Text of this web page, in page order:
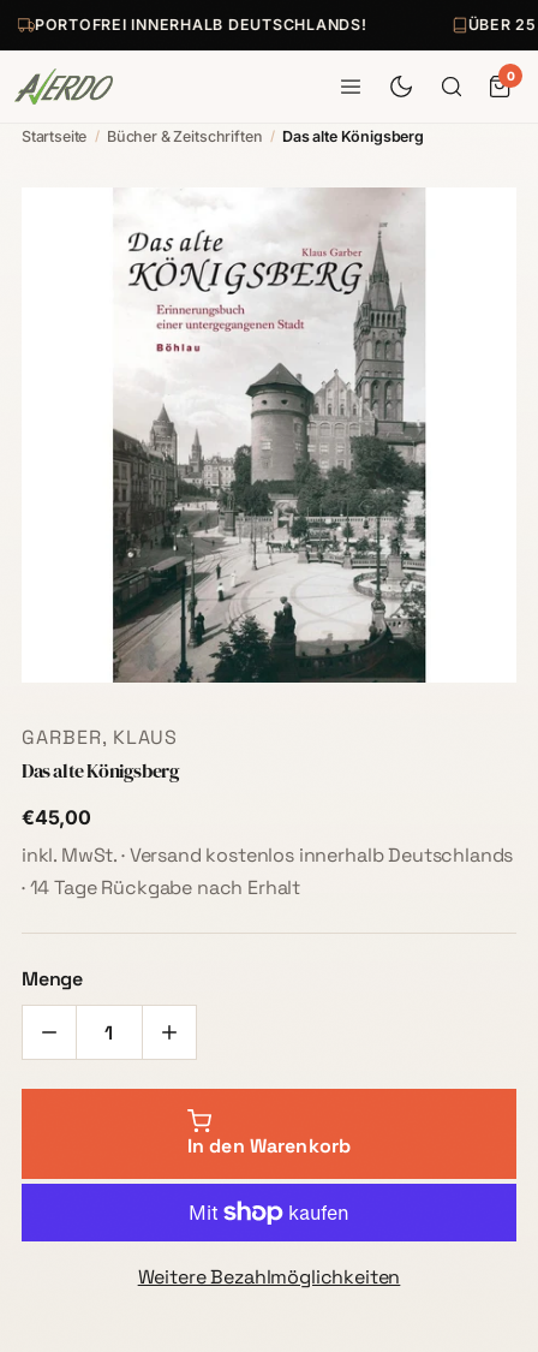
PORTOFREI INNERHALB DEUTSCHLANDS! ÜBER
0
Startseite / Bücher & Zeitschriften / Das alte Königsberg
GARBER, KLAUS
Das alte Königsberg
€45,00
inkl. MwSt. · Versand kostenlos innerhalb Deutschlands
· 14 Tage Rückgabe nach Erhalt
Menge
In den Warenkorb
Weitere Bezahlmöglichkeiten